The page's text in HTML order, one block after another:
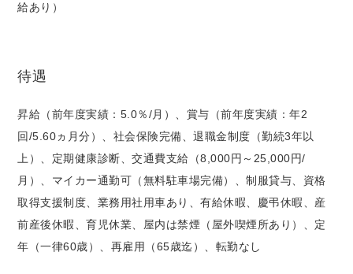
給あり）
待遇
昇給（前年度実績：5.0％/月）、賞与（前年度実績：年2
回/5.60ヵ月分）、社会保険完備、退職金制度（勤続3年以
上）、定期健康診断、交通費支給（8,000円～25,000円/
月）、マイカー通勤可（無料駐車場完備）、制服貸与、資格
取得支援制度、業務用社用車あり、有給休暇、慶弔休暇、産
前産後休暇、育児休業、屋内は禁煙（屋外喫煙所あり）、定
年（一律60歳）、再雇用（65歳迄）、転勤なし